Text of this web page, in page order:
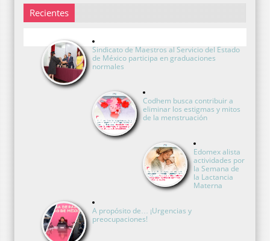
Recientes
Sindicato de Maestros al Servicio del Estado
de México participa en graduaciones
normales
Codhem busca contribuir a
eliminar los estigmas y mitos
de la menstruación
Edomex alista
actividades por
la Semana de
la Lactancia
Materna
A propósito de… ¡Urgencias y
preocupaciones!